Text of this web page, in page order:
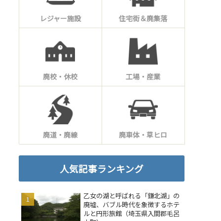
レジャー施設 住宅街＆廃集落
廃校・休校 工場・産業
廃道・廃線 廃車体・草ヒロ
人気記事ランキング
乙女の湖と呼ばれる「鎌北湖」の
廃墟、バブル時代を象徴するホテ
ルと円形旅館（埼玉県入間郡毛呂